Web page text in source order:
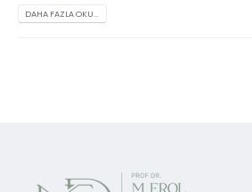
DAHA FAZLA OKU...